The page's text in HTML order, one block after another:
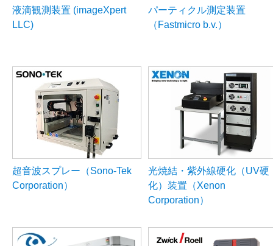
液滴観測装置 (imageXpert
LLC)
パーティクル測定装置
（Fastmicro b.v.）
超音波スプレー（Sono-Tek
Corporation）
光焼結・紫外線硬化（UV硬
化）装置（Xenon
Corporation）